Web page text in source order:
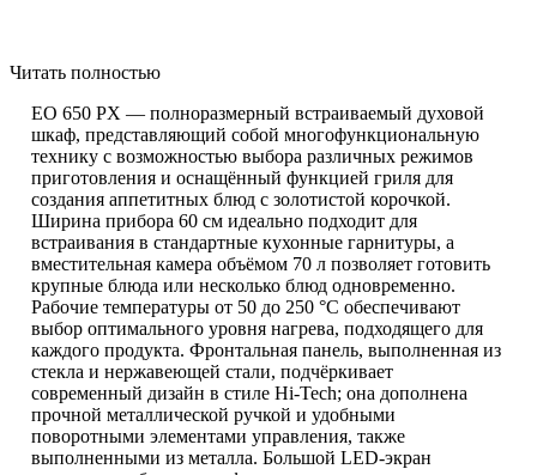
Читать полностью
EO 650 PX — полноразмерный встраиваемый духовой
шкаф, представляющий собой многофункциональную
технику с возможностью выбора различных режимов
приготовления и оснащённый функцией гриля для
создания аппетитных блюд с золотистой корочкой.
Ширина прибора 60 см идеально подходит для
встраивания в стандартные кухонные гарнитуры, а
вместительная камера объёмом 70 л позволяет готовить
крупные блюда или несколько блюд одновременно.
Рабочие температуры от 50 до 250 °C обеспечивают
выбор оптимального уровня нагрева, подходящего для
каждого продукта. Фронтальная панель, выполненная из
стекла и нержавеющей стали, подчёркивает
современный дизайн в стиле Hi-Tech; она дополнена
прочной металлической ручкой и удобными
поворотными элементами управления, также
выполненными из металла. Большой LED-экран